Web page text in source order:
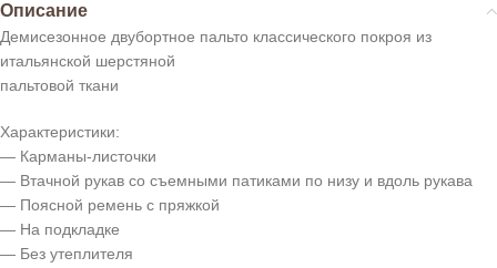
Описание
Демисезонное двубортное пальто классического покроя из
итальянской шерстяной
пальтовой ткани
Характеристики:
— Карманы-листочки
— Втачной рукав со съемными патиками по низу и вдоль рукава
— Поясной ремень с пряжкой
— На подкладке
— Без утеплителя